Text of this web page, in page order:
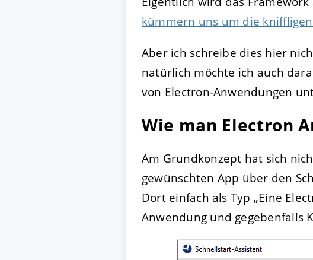
kümmern uns um die
Aber ich schreibe dies hier
natürlich möchte ich auch
von Electron-Anwendungen
Wie man Electron
Am Grundkonzept hat sich
gewünschten App über den
Dort einfach als Typ „Eine
Anwendung und gegebenfalls